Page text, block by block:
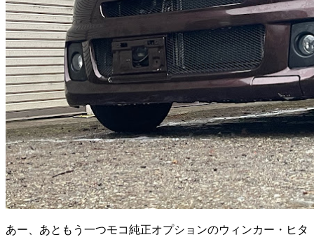
あー、あともう一つモコ純正オプションのウィンカー・ヒタ